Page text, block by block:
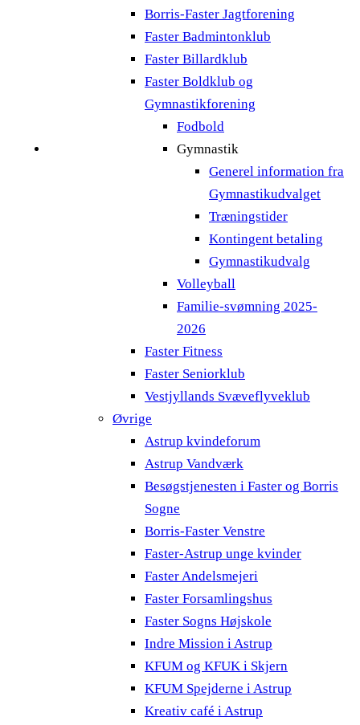
Borris-Faster Jagtforening
Faster Badmintonklub
Faster Billardklub
Faster Boldklub og
Gymnastikforening
Fodbold
Gymnastik
Generel information fra
Gymnastikudvalget
Træningstider
Kontingent betaling
Gymnastikudvalg
Volleyball
Familie-svømning 2025-
2026
Faster Fitness
Faster Seniorklub
Vestjyllands Svæveflyveklub
Øvrige
Astrup kvindeforum
Astrup Vandværk
Besøgstjenesten i Faster og Borris
Sogne
Borris-Faster Venstre
Faster-Astrup unge kvinder
Faster Andelsmejeri
Faster Forsamlingshus
Faster Sogns Højskole
Indre Mission i Astrup
KFUM og KFUK i Skjern
KFUM Spejderne i Astrup
Kreativ café i Astrup